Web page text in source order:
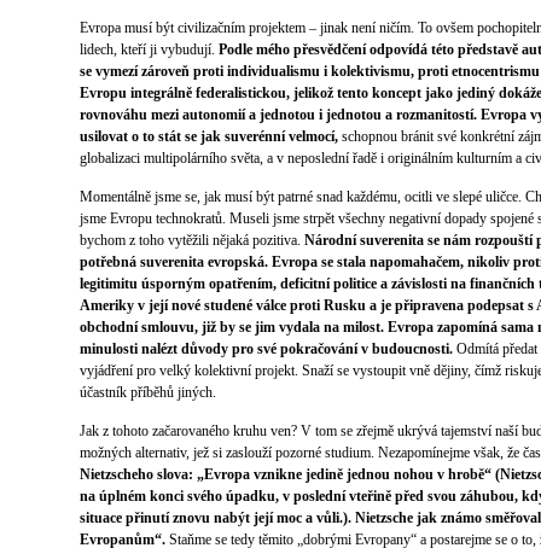
Evropa musí být civilizačním projektem – jinak není ničím. To ovšem
lidech, kteří ji vybudují. Podle mého přesvědčení odpovídá této představě
se vymezí zároveň proti individualismu i kolektivismu, proti
Evropu integrálně federalistickou, jelikož tento koncept jako jediný
rovnováhu mezi autonomií a jednotou i jednotou a rozmanitostí. Evropa
usilovat o to stát se jak suverénní velmocí, schopnou bránit své konkrétní
globalizaci multipolárního světa, a v neposlední řadě i originálním kulturním a
Momentálně jsme se, jak musí být patrné snad každému, ocitli ve slepé uličce.
jsme Evropu technokratů. Museli jsme strpět všechny negativní dopady spojené
bychom z toho vytěžili nějaká pozitiva. Národní suverenita se nám rozpouští
potřebná suverenita evropská. Evropa se stala napomahačem, nikoliv
legitimitu úsporným opatřením, deficitní politice a závislosti na
Ameriky v její nové studené válce proti Rusku a je připravena podepsat
obchodní smlouvu, již by se jim vydala na milost. Evropa zapomíná sama
minulosti nalézt důvody pro své pokračování v budoucnosti. Odmítá
vyjádření pro velký kolektivní projekt. Snaží se vystoupit vně dějiny, čímž
účastník příběhů jiných.
Jak z tohoto začarovaného kruhu ven? V tom se zřejmě ukrývá tajemství naší
možných alternativ, jež si zaslouží pozorné studium. Nezapomínejme však, že
Nietzscheho slova: „Evropa vznikne jedině jednou nohou v hrobě“
na úplném konci svého úpadku, v poslední vteřině před svou záhubou,
situace přinutí znovu nabýt její moc a vůli.). Nietzsche jak známo
Evropanům“. Staňme se tedy těmito „dobrými Evropany“ a postarejme se o